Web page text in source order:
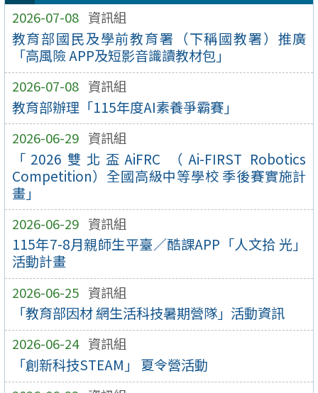
2026-07-08 資訊組
教育部國民及學前教育署（下稱國教署）推廣
「高風險 APP及短影音識讀教材包」
2026-07-08 資訊組
教育部辦理「115年度AI素養爭霸賽」
2026-06-29 資訊組
「2026雙北盃AiFRC （Ai-FIRST Robotics
Competition）全國高級中等學校 季後賽實施計
畫」
2026-06-29 資訊組
115年7-8月親師生平臺／酷課APP「人文拾 光」
活動計畫
2026-06-25 資訊組
「教育部因材 網生活科技暑期營隊」活動資訊
2026-06-24 資訊組
「創新科技STEAM」 夏令營活動